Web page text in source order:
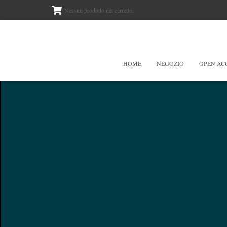
Nessun prodotto nel carrello.
HOME NEGOZIO OPEN